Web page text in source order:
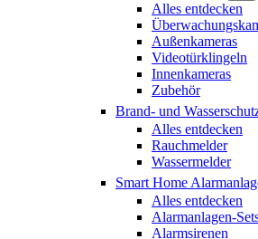
Alles entdecken
Außenkameras
Videotürklingeln
Innenkameras
Zubehör
Brand- und
Alles entdecken
Rauchmelder
Wassermelder
Smart Home
Alles entdecken
Alarmanlagen-
Alarmsirenen